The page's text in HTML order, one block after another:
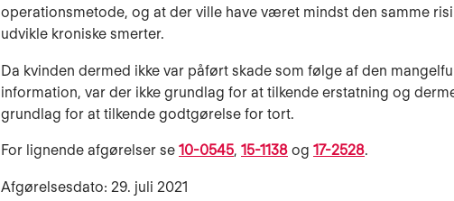
operationsmetode, og at der ville have været mindst den samme
udvikle kroniske smerter.
Da kvinden dermed ikke var påført skade som følge af den
information, var der ikke grundlag for at tilkende erstatning og
grundlag for at tilkende godtgørelse for tort.
For lignende afgørelser se 10-0545, 15-1138 og 17-2528.
Afgørelsesdato: 29. juli 2021